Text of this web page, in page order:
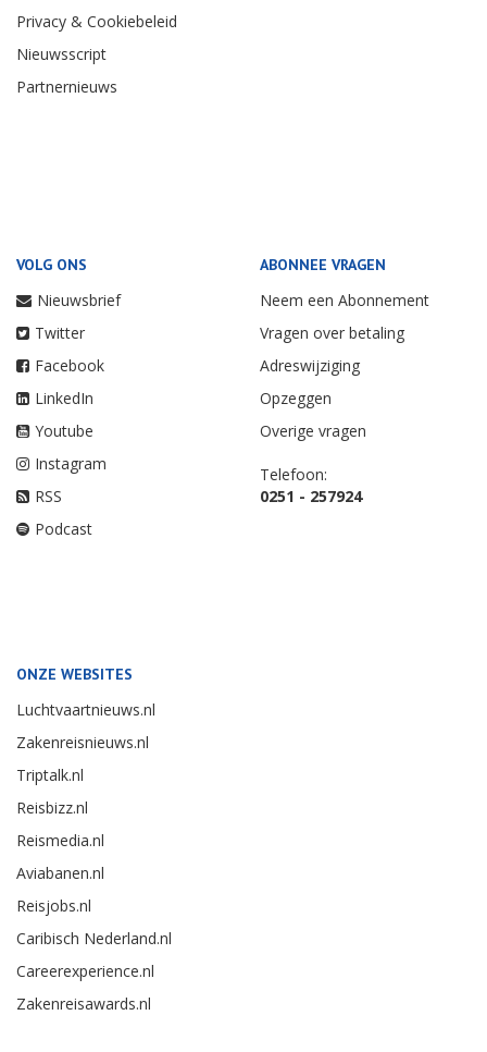
Privacy & Cookiebeleid
Nieuwsscript
Partnernieuws
VOLG ONS
Nieuwsbrief
Twitter
Facebook
LinkedIn
Youtube
Instagram
RSS
Podcast
ABONNEE VRAGEN
Neem een Abonnement
Vragen over betaling
Adreswijziging
Opzeggen
Overige vragen
Telefoon:
0251 - 257924
ONZE WEBSITES
Luchtvaartnieuws.nl
Zakenreisnieuws.nl
Triptalk.nl
Reisbizz.nl
Reismedia.nl
Aviabanen.nl
Reisjobs.nl
Caribisch Nederland.nl
Careerexperience.nl
Zakenreisawards.nl